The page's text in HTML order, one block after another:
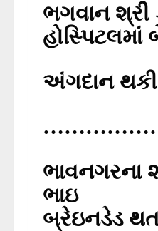
ભગવાન શ્રી
હોસ્પિટલમાં
અંગદાન
ભાવનગરના
ભાઇ
બ્રેઇનડેડ